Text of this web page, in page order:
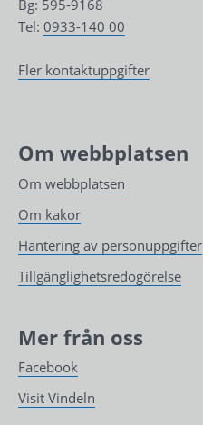
Bg: 595-9168
Tel: 0933-140 00
Fler kontaktuppgifter
Om webbplatsen
Om webbplatsen
Om kakor
Hantering av personuppgifter
Tillgänglighetsredogörelse
Mer från oss
Facebook
Visit Vindeln